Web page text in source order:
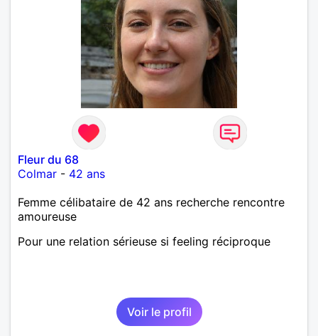
Fleur du 68
Colmar - 42 ans
Femme célibataire de 42 ans recherche rencontre
amoureuse
Pour une relation sérieuse si feeling réciproque
Voir le profil